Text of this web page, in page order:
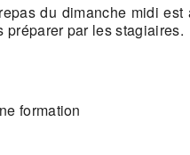
du dimanche midi
préparer par les stagiaires.
formation